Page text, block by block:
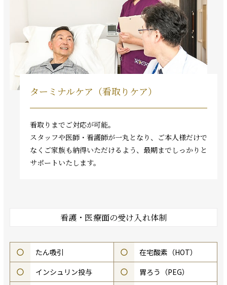
ターミナルケア（看取りケア）
看取りまでご対応が可能。
スタッフや医師・看護師が一丸となり、ご本人様だけで
なくご家族も納得いただけるよう、最期までしっかりと
サポートいたします。
看護・医療面の受け入れ体制
○ たん吸引 ○
在宅酸素（HOT）
○
インシュリン投与 ○
胃ろう（PEG）